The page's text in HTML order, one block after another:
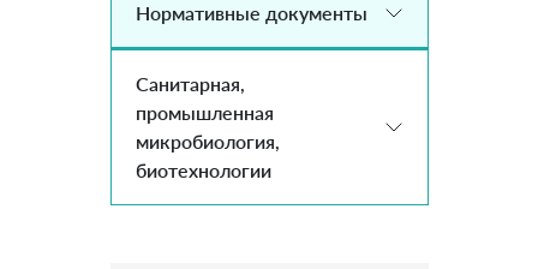
Нормативные документы
Санитарная,
промышленная
микробиология,
биотехнологии